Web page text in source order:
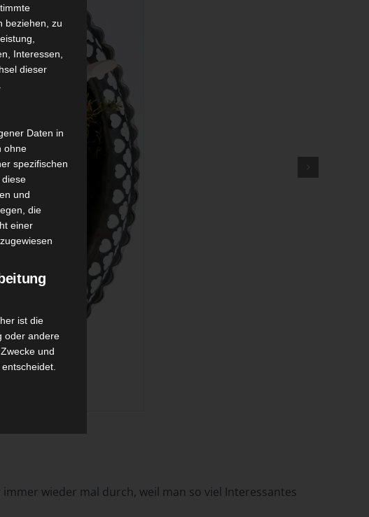
wieder mal durch, weil man so viel Interessantes
beziehen, zu
Interessen,
dieser
Daten in
ohne
spezifischen
und
die
einer
ist die
oder andere
und
der